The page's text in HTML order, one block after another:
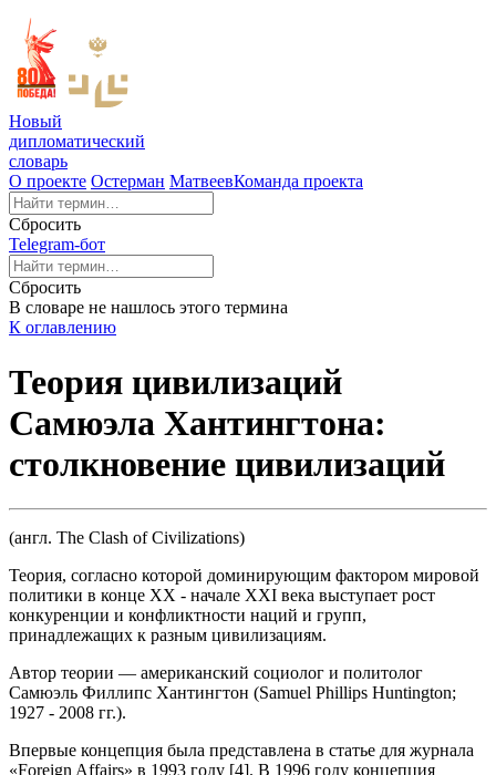
Новый
дипломатический
словарь
О проекте Остерман МатвеевКоманда проекта
Сбросить
Telegram-бот
Сбросить
В словаре не нашлось этого термина
К оглавлению
Теория цивилизаций
Самюэла Хантингтона:
столкновение цивилизаций
(англ. The Clash of Civilizations)
Теория, согласно которой доминирующим фактором мировой
политики в конце XX - начале XXI века выступает рост
конкуренции и конфликтности наций и групп,
принадлежащих к разным цивилизациям.
Автор теории — американский социолог и политолог
Самюэль Филлипс Хантингтон (Samuel Phillips Huntington;
1927 - 2008 гг.).
Впервые концепция была представлена в статье для журнала
«Foreign Affairs» в 1993 году [4]. В 1996 году концепция